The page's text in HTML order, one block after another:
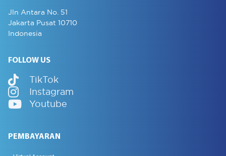
Jln Antara No. 51
Jakarta Pusat 10710
Indonesia
FOLLOW US
TikTok
Instagram
Youtube
PEMBAYARAN